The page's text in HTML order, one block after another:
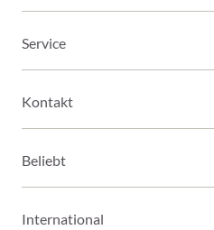
Service
Kontakt
Beliebt
International